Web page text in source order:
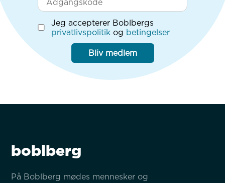
Jeg accepterer Boblbergs
privatlivspolitik og betingelser
Bliv medlem
boblberg
På Boblberg mødes mennesker og